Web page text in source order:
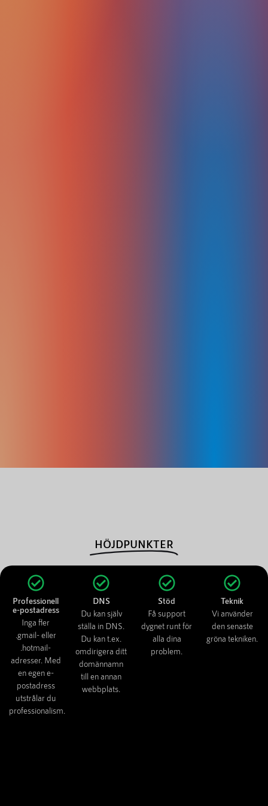
Professionell
e-postadress
Inga fler
.gmail- eller
.hotmail-
adresser. Med
en egen e-
postadress
utstrålar du
professionalism.
DNS
Du kan själv
ställa in DNS.
Du kan t.ex.
omdirigera ditt
domännamn
till en annan
webbplats.
Stöd
Få support
dygnet runt för
alla dina
problem.
Teknik
Vi använder
den senaste
gröna tekniken.
HÖJDPUNKTER